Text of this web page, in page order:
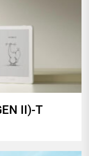
II)-T